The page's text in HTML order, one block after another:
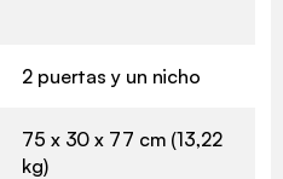
2 puertas y un nicho
75 x 30 x 77 cm (13,22
kg)